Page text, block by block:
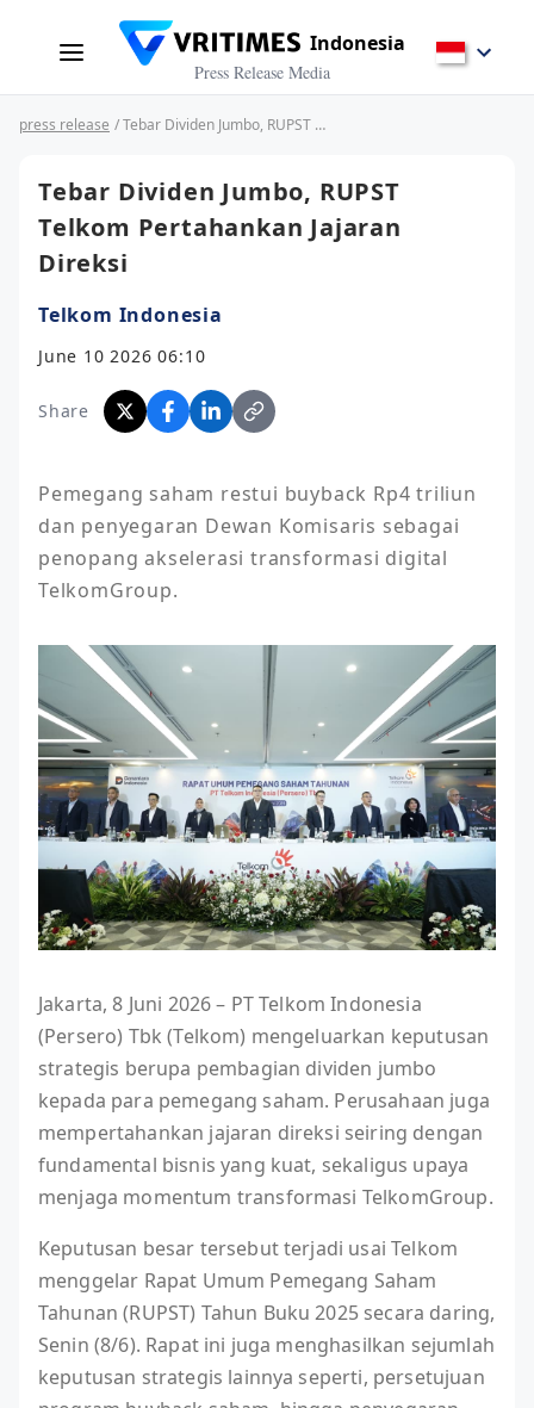
Indonesia
Press Release Media
press release / Tebar Dividen Jumbo, RUPST Telkom Pertahankan Jajaran Direksi
Tebar Dividen Jumbo, RUPST
Telkom Pertahankan Jajaran
Direksi
Telkom Indonesia
June 10 2026 06:10
Share
Pemegang saham restui buyback Rp4 triliun
dan penyegaran Dewan Komisaris sebagai
penopang akselerasi transformasi digital
TelkomGroup.
Jakarta, 8 Juni 2026 – PT Telkom Indonesia
(Persero) Tbk (Telkom) mengeluarkan keputusan
strategis berupa pembagian dividen jumbo
kepada para pemegang saham. Perusahaan juga
mempertahankan jajaran direksi seiring dengan
fundamental bisnis yang kuat, sekaligus upaya
menjaga momentum transformasi TelkomGroup.
Keputusan besar tersebut terjadi usai Telkom
menggelar Rapat Umum Pemegang Saham
Tahunan (RUPST) Tahun Buku 2025 secara daring,
Senin (8/6). Rapat ini juga menghasilkan sejumlah
keputusan strategis lainnya seperti, persetujuan